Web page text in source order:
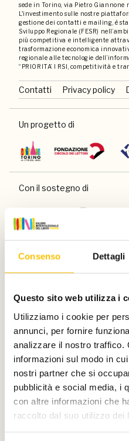
Consenso Dettagli
Questo sito web utilizza i
Utilizziamo i cookie per
annunci, per fornire
analizzare il nostro traffico.
informazioni sul modo in
nostri partner che si
pubblicità e social media, i
con altre informazioni che
raccolto dal suo utilizzo dei
sede in Torino, via Pietro Giannone
L'investimento sulle nostre
gestione dei contatti e mailing, è
Sviluppo Regionale (FESR)
più competitiva e intelligente
trasformazione economica
regionale alle tecnologie
“PRIORITA’ I RSI, competitività e
Contatti Privacy policy
Un progetto di
Con il sostegno di
Main partner